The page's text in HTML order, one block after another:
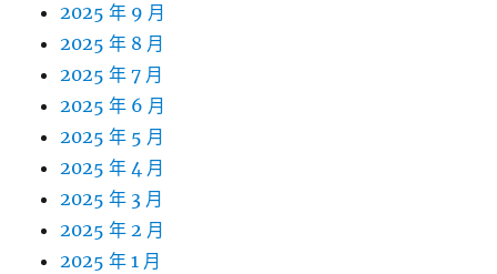
2025 年 9 月
2025 年 8 月
2025 年 7 月
2025 年 6 月
2025 年 5 月
2025 年 4 月
2025 年 3 月
2025 年 2 月
2025 年 1 月